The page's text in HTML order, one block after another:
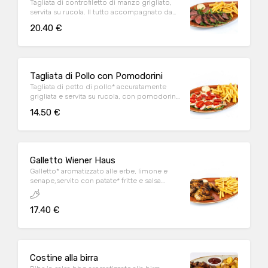
Tagliata di controfiletto di manzo grigliato,
servita su rucola. Il tutto accompagnato da
20.40 €
Tagliata di Pollo con Pomodorini
Tagliata di petto di pollo* accuratamente
grigliata e servita su rucola, con pomodorini
salsa Wiener
14.50 €
Galletto Wiener Haus
Galletto* aromatizzato alle erbe, limone e
senape,servito con patate* fritte e salsa
Wiener
17.40 €
Costine alla birra